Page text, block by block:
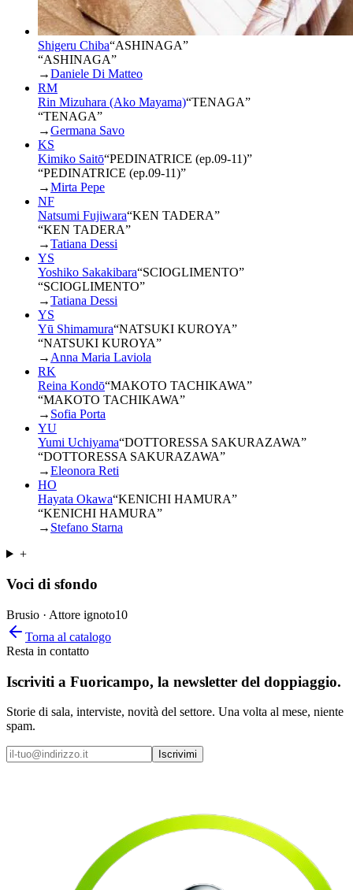
Shigeru Chiba“ASHINAGA”
“ASHINAGA”
→Daniele Di Matteo
RM
Rin Mizuhara (Ako Mayama)“TENAGA”
“TENAGA”
→Germana Savo
KS
Kimiko Saitō“PEDINATRICE (ep.09-11)”
“PEDINATRICE (ep.09-11)”
→Mirta Pepe
NF
Natsumi Fujiwara“KEN TADERA”
“KEN TADERA”
→Tatiana Dessi
YS
Yoshiko Sakakibara“SCIOGLIMENTO”
“SCIOGLIMENTO”
→Tatiana Dessi
YS
Yū Shimamura“NATSUKI KUROYA”
“NATSUKI KUROYA”
→ Anna Maria Laviola
RK
Reina Kondō“MAKOTO TACHIKAWA”
“MAKOTO TACHIKAWA”
→ Sofia Porta
YU
Yumi Uchiyama“DOTTORESSA SAKURAZAWA”
“DOTTORESSA SAKURAZAWA”
→Eleonora Reti
HO
Hayata Okawa“KENICHI HAMURA”
“KENICHI HAMURA”
→ Stefano Starna
+
Voci di sfondo
Brusio · Attore ignoto10
Torna al catalogo
Resta in contatto
Iscriviti a Fuoricampo, la newsletter del doppiaggio.
Storie di sala, interviste, novità del settore. Una volta al mese, niente
spam.
Iscrivimi